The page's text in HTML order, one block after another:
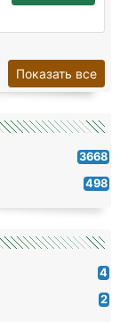
3668
498
4
2
Показать все